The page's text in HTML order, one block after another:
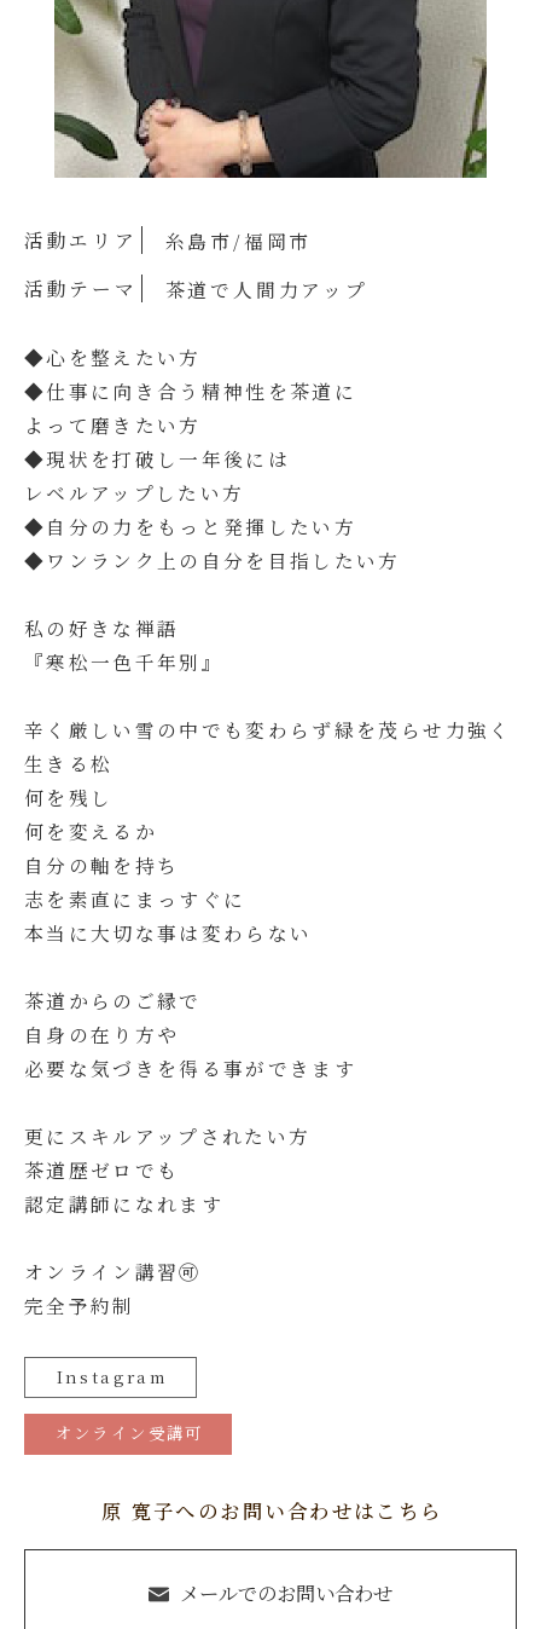
活動エリア
糸島市/福岡市
活動テーマ
茶道で人間力アップ
◆心を整えたい方
◆仕事に向き合う精神性を茶道に
よって磨きたい方
◆現状を打破し一年後には
レベルアップしたい方
◆自分の力をもっと発揮したい方
◆ワンランク上の自分を目指したい方
私の好きな禅語
『寒松一色千年別』
辛く厳しい雪の中でも変わらず緑を茂らせ力強く
生きる松
何を残し
何を変えるか
自分の軸を持ち
志を素直にまっすぐに
本当に大切な事は変わらない
茶道からのご縁で
自身の在り方や
必要な気づきを得る事ができます
更にスキルアップされたい方
茶道歴ゼロでも
認定講師になれます
オンライン講習🉑
完全予約制
Instagram
オンライン受講可
原 寛子へのお問い合わせはこちら
メールでのお問い合わせ